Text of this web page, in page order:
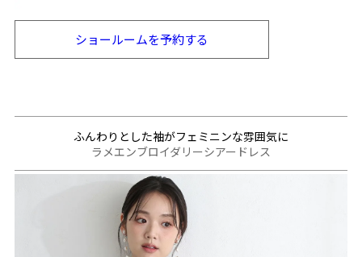
ショールームを予約する
ふんわりとした袖がフェミニンな雰囲気に
ラメエンブロイダリーシアードレス